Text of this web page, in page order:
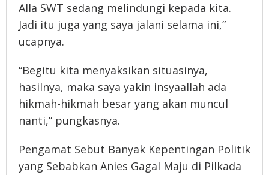
Alla SWT sedang melindungi kepada kita.
Jadi itu juga yang saya jalani selama ini,”
ucapnya.
“Begitu kita menyaksikan situasinya,
hasilnya, maka saya yakin insyaallah ada
hikmah-hikmah besar yang akan muncul
nanti,” pungkasnya.
Pengamat Sebut Banyak Kepentingan Politik
yang Sebabkan Anies Gagal Maju di Pilkada